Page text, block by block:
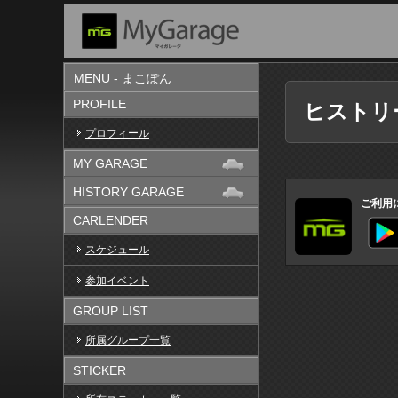
MENU - まこぽん
PROFILE
プロフィール
MY GARAGE
HISTORY GARAGE
CARLENDER
スケジュール
参加イベント
GROUP LIST
所属グループ一覧
STICKER
ヒスト
ご利用